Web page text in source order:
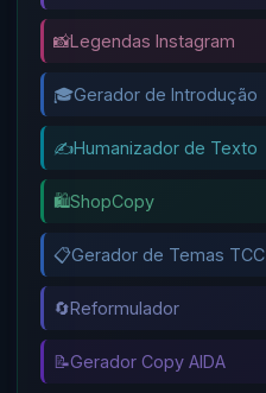
📸Legendas Instagram
🎓Gerador de Introdução
✍️Humanizador de Texto
🛍️ShopCopy
📋Gerador de Temas TCC
🔄Reformulador
📝Gerador Copy AIDA